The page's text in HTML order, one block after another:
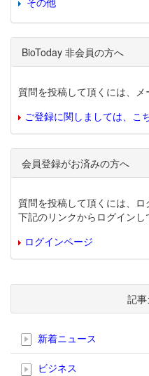
BioToday 非会員の方へ
質問を投稿して頂くには、メ
ご登録に関しましては、こ
会員登録がお済みの方へ
質問を投稿して頂くには、ロ
下記のリンクからログインし
ログインページ
記事
新着ニュース
ビジネス